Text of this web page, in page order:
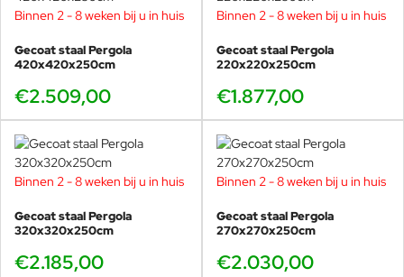
Binnen 2 - 8 weken bij u in huis
Gecoat staal Pergola
420x420x250cm
€2.509,00
Binnen 2 - 8 weken bij u in huis
Gecoat staal Pergola
220x220x250cm
€1.877,00
Binnen 2 - 8 weken bij u in huis
Gecoat staal Pergola
320x320x250cm
€2.185,00
Binnen 2 - 8 weken bij u in huis
Gecoat staal Pergola
270x270x250cm
€2.030,00